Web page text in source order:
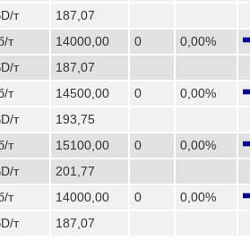
т
187,07
т 14000,00 0
0,00%
т
187,07
т 14500,00 0
0,00%
т
193,75
т 15100,00 0
0,00%
т
201,77
т 14000,00 0
0,00%
т
187,07